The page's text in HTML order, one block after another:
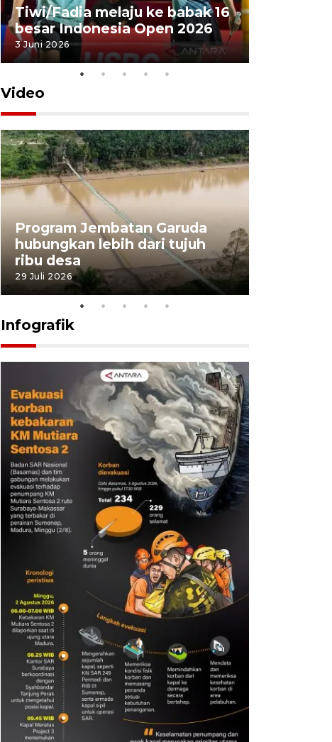
Tiwi/Fadia melaju ke babak 16
besar Indonesia Open 2026
3 Juni 2026
Video
Program Jembatan Garuda
hubungkan lebih dari tujuh
ribu desa
29 Juli 2026
Infografik